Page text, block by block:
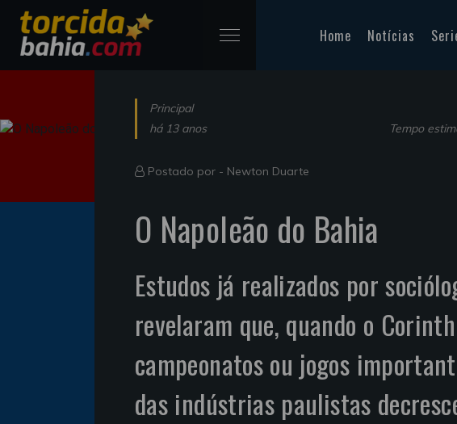
Home Notícias
Principal
há 13 anos
Tempo
Postado por - Newton Duarte
O Napoleão do Bahia
Estudos já realizados por
revelaram que, quando o
campeonatos ou jogos
das indústrias paulistas